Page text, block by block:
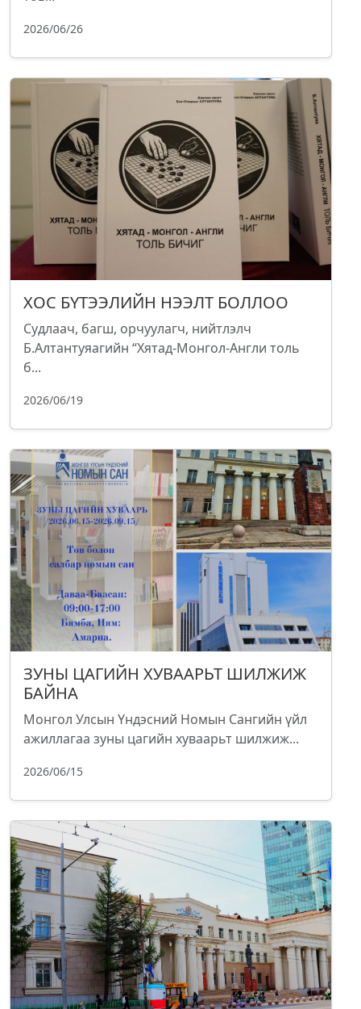
2026/06/26
ХОС БҮТЭЭЛИЙН НЭЭЛТ БОЛЛОО
Судлаач, багш, орчуулагч, нийтлэлч
Б.Алтантуяагийн “Хятад-Монгол-Англи толь
б...
2026/06/19
ЗУНЫ ЦАГИЙН ХУВААРЬТ ШИЛЖИЖ
БАЙНА
Монгол Улсын Үндэсний Номын Сангийн үйл
ажиллагаа зуны цагийн хуваарьт шилжиж...
2026/06/15